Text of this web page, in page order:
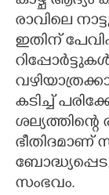
രാവിലെ
ഇതിന്
കടിച്ച്
ഭീതിദമാണ്
സംഭവം.